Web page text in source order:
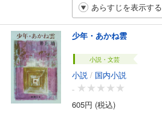
あらすじを表示する
少年・あかね雲
小説・文芸
小説 / 国内小説
-
605円 (税込)